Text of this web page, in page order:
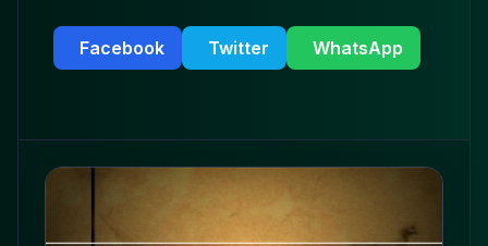
Facebook Twitter WhatsApp